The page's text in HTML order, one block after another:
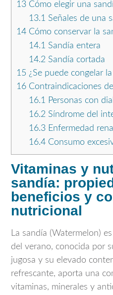
13 Cómo elegir una
13.1 Señales de una
14 Cómo conservar la
14.1 Sandía entera
14.2Sandía cortada
15 ¿Se puede congelar
16 Contraindicaciones
16.1 Personas con
16.2Síndrome del
16.3Enfermedad renal
16.4Consumo
Vitaminas y
sandía:
beneficios y
nutricional
La sandía (Watermelon)
del verano, conocida por
jugosa y su elevado
refrescante, aporta una
vitaminas, minerales y